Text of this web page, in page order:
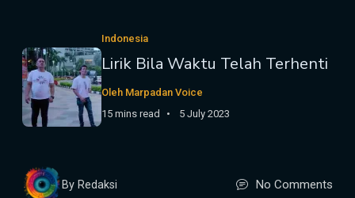
Indonesia
Lirik Bila Waktu Telah Terhenti
Oleh Marpadan Voice
15 mins read
5 July 2023
By Redaksi No Comments